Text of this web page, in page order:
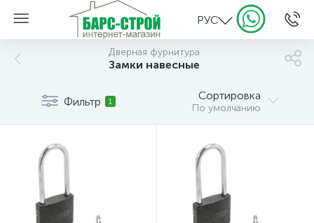
РУС
Дверная фурнитура
Замки навесные
Фильтр 1 Сортировка
По умолчанию